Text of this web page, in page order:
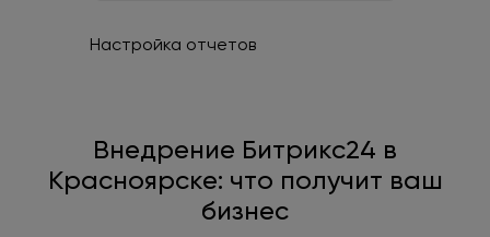
Настройка отчетов
Внедрение Битрикс24 в
Красноярске: что получит ваш
бизнес